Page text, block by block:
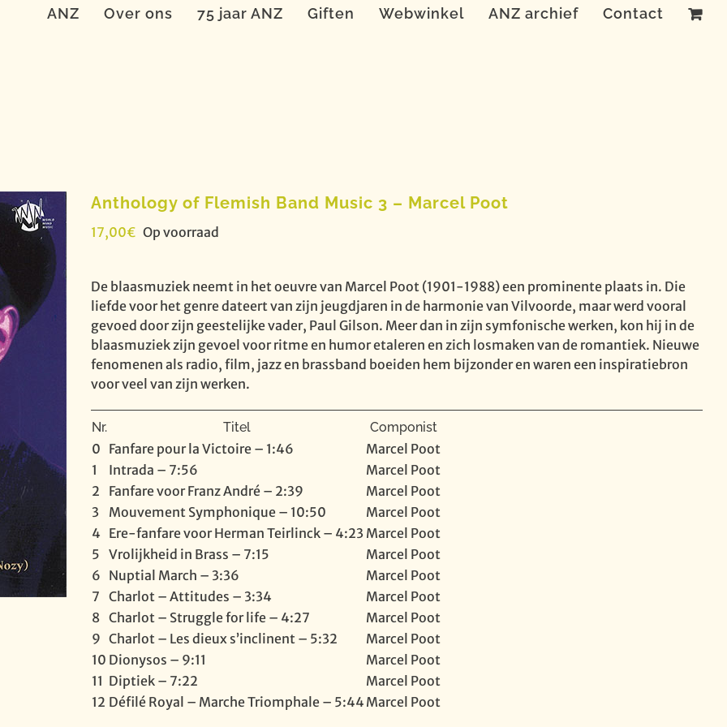
ANZ Over ons 75 jaar ANZ Giften Webwinkel ANZ archief Contact
Anthology of Flemish Band Music 3 – Marcel Poot
17,00€ Op voorraad
De blaasmuziek neemt in het oeuvre van Marcel Poot (1901-1988) een prominente plaats in. Die
liefde voor het genre dateert van zijn jeugdjaren in de harmonie van Vilvoorde, maar werd vooral
gevoed door zijn geestelijke vader, Paul Gilson. Meer dan in zijn symfonische werken, kon hij in de
blaasmuziek zijn gevoel voor ritme en humor etaleren en zich losmaken van de romantiek. Nieuwe
fenomenen als radio, film, jazz en brassband boeiden hem bijzonder en waren een inspiratiebron
voor veel van zijn werken.
Nr. Titel Componist
0 Fanfare pour la Victoire – 1:46
Marcel Poot
1
Intrada – 7:56
Marcel Poot
2
Fanfare voor Franz André – 2:39
Marcel Poot
3
Mouvement Symphonique – 10:50
Marcel Poot
4 Ere-fanfare voor Herman Teirlinck – 4:23 Marcel Poot
5 Vrolijkheid in Brass – 7:15
Marcel Poot
6 Nuptial March – 3:36
Marcel Poot
7 Charlot – Attitudes – 3:34
Marcel Poot
8 Charlot – Struggle for life – 4:27
Marcel Poot
9 Charlot – Les dieux s’inclinent – 5:32
Marcel Poot
10 Dionysos – 9:11
Marcel Poot
11 Diptiek – 7:22
Marcel Poot
12 Défilé Royal – Marche Triomphale – 5:44 Marcel Poot